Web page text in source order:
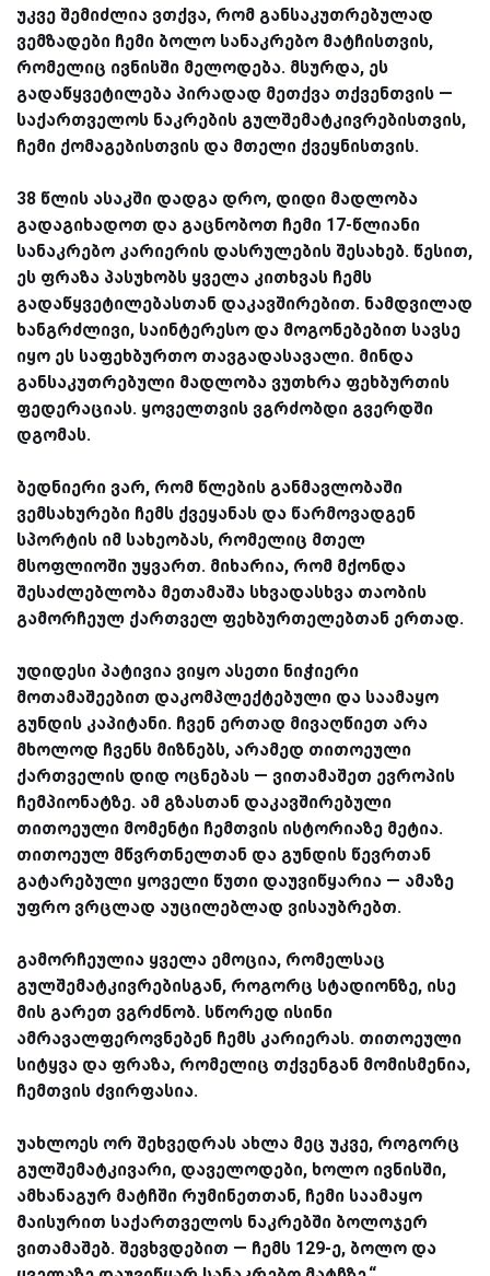
უკვე შემიძლია ვთქვა, რომ განსაკუთრებულად
ვემზადები ჩემი ბოლო სანაკრებო მატჩისთვის,
რომელიც ივნისში მელოდება. მსურდა, ეს
გადაწყვეტილება პირადად მეთქვა თქვენთვის —
საქართველოს ნაკრების გულშემატკივრებისთვის,
ჩემი ქომაგებისთვის და მთელი ქვეყნისთვის.
38 წლის ასაკში დადგა დრო, დიდი მადლობა
გადაგიხადოთ და გაცნობოთ ჩემი 17-წლიანი
სანაკრებო კარიერის დასრულების შესახებ. წესით,
ეს ფრაზა პასუხობს ყველა კითხვას ჩემს
გადაწყვეტილებასთან დაკავშირებით. ნამდვილად
ხანგრძლივი, საინტერესო და მოგონებებით სავსე
იყო ეს საფეხბურთო თავგადასავალი. მინდა
განსაკუთრებული მადლობა ვუთხრა ფეხბურთის
ფედერაციას. ყოველთვის ვგრძობდი გვერდში
დგომას.
ბედნიერი ვარ, რომ წლების განმავლობაში
ვემსახურები ჩემს ქვეყანას და წარმოვადგენ
სპორტის იმ სახეობას, რომელიც მთელ
მსოფლიოში უყვართ. მიხარია, რომ მქონდა
შესაძლებლობა მეთამაშა სხვადასხვა თაობის
გამორჩეულ ქართველ ფეხბურთელებთან ერთად.
უდიდესი პატივია ვიყო ასეთი ნიჭიერი
მოთამაშეებით დაკომპლექტებული და საამაყო
გუნდის კაპიტანი. ჩვენ ერთად მივაღწიეთ არა
მხოლოდ ჩვენს მიზნებს, არამედ თითოეული
ქართველის დიდ ოცნებას — ვითამაშეთ ევროპის
ჩემპიონატზე. ამ გზასთან დაკავშირებული
თითოეული მომენტი ჩემთვის ისტორიაზე მეტია.
თითოეულ მწვრთნელთან და გუნდის წევრთან
გატარებული ყოველი წუთი დაუვიწყარია — ამაზე
უფრო ვრცლად აუცილებლად ვისაუბრებთ.
გამორჩეულია ყველა ემოცია, რომელსაც
გულშემატკივრებისგან, როგორც სტადიონზე, ისე
მის გარეთ ვგრძნობ. სწორედ ისინი
ამრავალფეროვნებენ ჩემს კარიერას. თითოეული
სიტყვა და ფრაზა, რომელიც თქვენგან მომისმენია,
ჩემთვის ძვირფასია.
უახლოეს ორ შეხვედრას ახლა მეც უკვე, როგორც
გულშემატკივარი, დაველოდები, ხოლო ივნისში,
ამხანაგურ მატჩში რუმინეთთან, ჩემი საამაყო
მაისურით საქართველოს ნაკრებში ბოლოჯერ
ვითამაშებ. შევხვდებით — ჩემს 129-ე, ბოლო და